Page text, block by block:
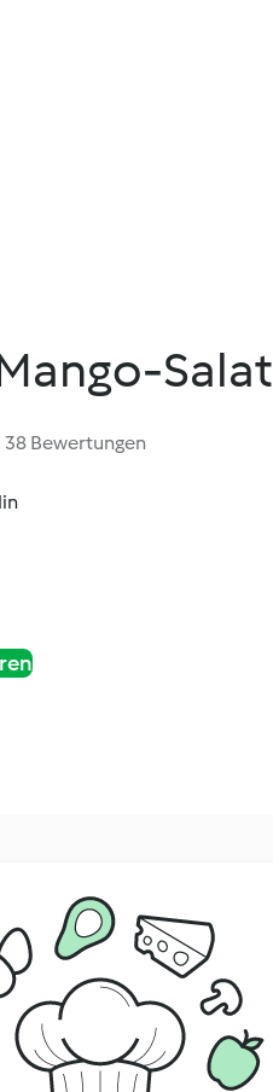
Salat
38 Bewertungen